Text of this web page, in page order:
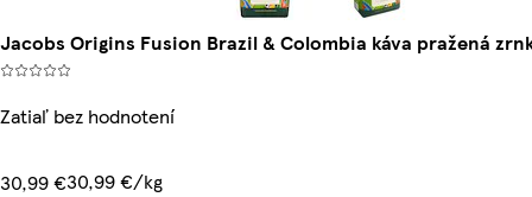
Jacobs Origins Fusion Brazil & Colombia káva pražená
Zatiaľ bez hodnotení
30,99 €30,99 €/kg